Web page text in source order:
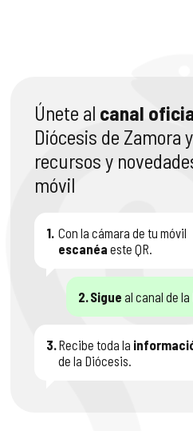
Únete al canal
Diócesis de Zamora y
recursos y
móvil
1. Con la cámara de tu móvil
escanéa este QR.
2.Sigue al canal de
3.Recibe toda la
de la Diócesis.